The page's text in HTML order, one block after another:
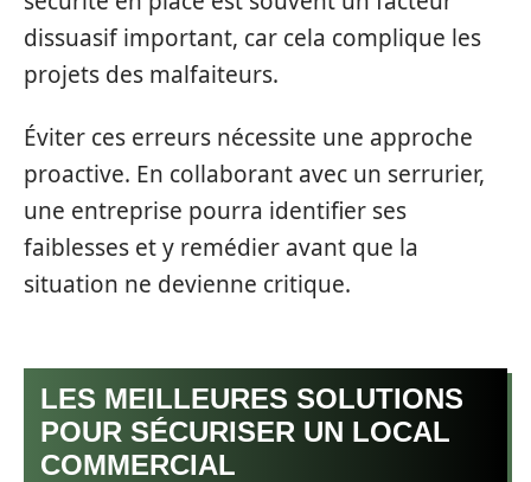
dissuasif important, car cela complique les
projets des malfaiteurs.
Éviter ces erreurs nécessite une approche
proactive. En collaborant avec un serrurier,
une entreprise pourra identifier ses
faiblesses et y remédier avant que la
situation ne devienne critique.
LES MEILLEURES SOLUTIONS
POUR SÉCURISER UN LOCAL
COMMERCIAL